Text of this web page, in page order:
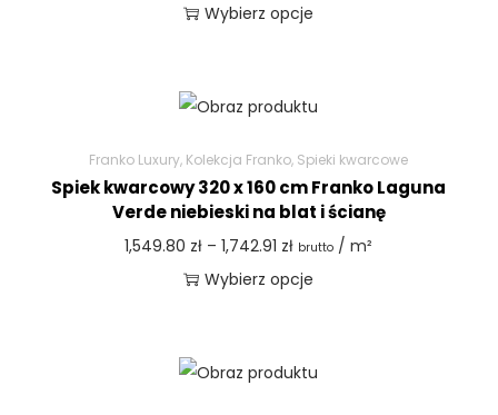
Wybierz opcje
Franko Luxury, Kolekcja Franko, Spieki kwarcowe
Spiek kwarcowy 320 x 160 cm Franko Laguna
Verde niebieski na blat i ścianę
1,549.80 zł – 1,742.91 zł brutto / m²
Wybierz opcje